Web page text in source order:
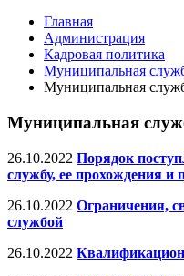
Главная
Администрация
Кадровая политика
Муниципальная
Муниципальная
Муниципальная
26.10.2022 Порядок
службу, ее прохождения и
26.10.2022 Ограничения,
службой
26.10.2022